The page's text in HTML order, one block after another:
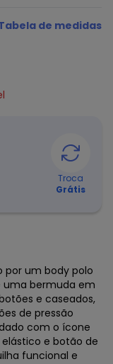
de medidas
Troca
Grátis
por um body polo
bermuda em
e caseados,
de pressão
com o ícone
e botão de
funcional e